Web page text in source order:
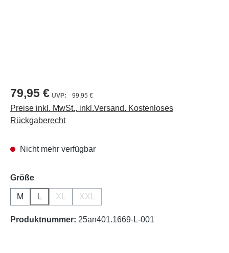
79,95 € 99,95 €
Preise inkl. MwSt., inkl.Versand. Kostenloses
Rückgaberecht
Nicht mehr verfügbar
Größeauswählen
M L
(Diese Option ist zurzeit nicht verfügbar.)
XL XXL
Produktnummer: 25an401.1669-L-001